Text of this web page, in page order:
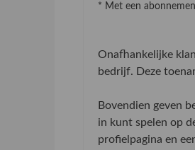
* Met een
Onafhankelijke
bedrijf. Deze
Bovendien geven
in kunt spelen op
profielpagina en